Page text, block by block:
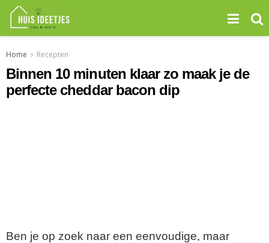
Home Recepten
Binnen 10 minuten klaar zo maak je de
perfecte cheddar bacon dip
Ben je op zoek naar een eenvoudige, maar